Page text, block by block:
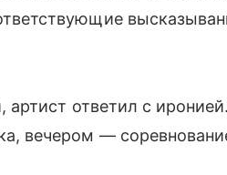
ответил с
вечером —